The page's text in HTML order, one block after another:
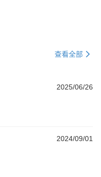
查看全部
2025/06/26
2024/09/01